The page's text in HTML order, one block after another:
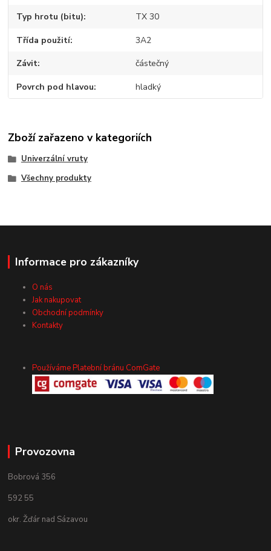
Typ hrotu (bitu) TX 30
Třída použití 3A2
Závit částečný
Povrch pod hlavou hladký
Zboží zařazeno v kategoriích
Univerzální vruty
Všechny produkty
Informace pro zákazníky
O nás
Jak nakupovat
Obchodní podmínky
Kontakty
Používáme Platební bránu ComGate
Provozovna
Bobrová 356
592 55
okr. Žďár nad Sázavou